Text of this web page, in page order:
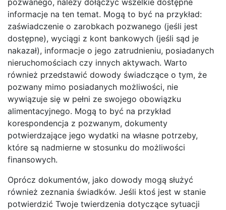
informacje na ten temat. Mogą to być na przykład:
zaświadczenie o zarobkach pozwanego (jeśli jest
dostępne), wyciągi z kont bankowych (jeśli sąd je
nakazał), informacje o jego zatrudnieniu, posiadanych
nieruchomościach czy innych aktywach. Warto
również przedstawić dowody świadczące o tym, że
pozwany mimo posiadanych możliwości, nie
wywiązuje się w pełni ze swojego obowiązku
alimentacyjnego. Mogą to być na przykład
korespondencja z pozwanym, dokumenty
potwierdzające jego wydatki na własne potrzeby,
które są nadmierne w stosunku do możliwości
finansowych.
Oprócz dokumentów, jako dowody mogą służyć
również zeznania świadków. Jeśli ktoś jest w stanie
potwierdzić Twoje twierdzenia dotyczące sytuacji